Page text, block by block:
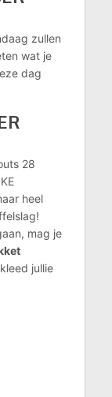
zullen
wat je
dag
28
heel
mag je
jullie